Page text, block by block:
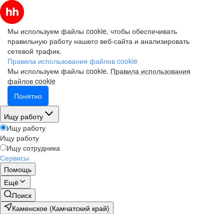
Мы используем файлы cookie, чтобы обеспечивать
правильную работу нашего веб-сайта и анализировать
сетевой трафик.
Правила использования файлов cookie
Мы используем файлы cookie. Правила использования
файлов cookie
Понятно
Ищу работу
Ищу работу
Ищу работу
Ищу сотрудника
Сервисы
Помощь
Ещё
Поиск
Каменское (Камчатский край)